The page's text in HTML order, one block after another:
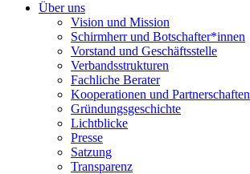
Über uns
Vision und Mission
Schirmherr und Botschafter*innen
Vorstand und Geschäftsstelle
Verbandsstrukturen
Fachliche Berater
Kooperationen und Partnerschaften
Gründungsgeschichte
Lichtblicke
Presse
Satzung
Transparenz